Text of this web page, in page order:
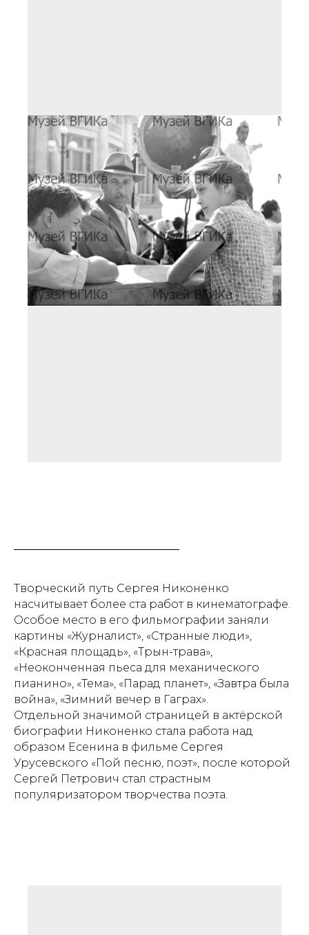
Творческий путь Сергея Никоненко
насчитывает более ста работ в кинематографе.
Особое место в его фильмографии заняли
картины «Журналист», «Странные люди»,
«Красная площадь», «Трын-трава»,
«Неоконченная пьеса для механического
пианино», «Тема», «Парад планет», «Завтра была
война», «Зимний вечер в Гаграх».
Отдельной значимой страницей в актёрской
биографии Никоненко стала работа над
образом Есенина в фильме Сергея
Урусевского «Пой песню, поэт», после которой
Сергей Петрович стал страстным
популяризатором творчества поэта.